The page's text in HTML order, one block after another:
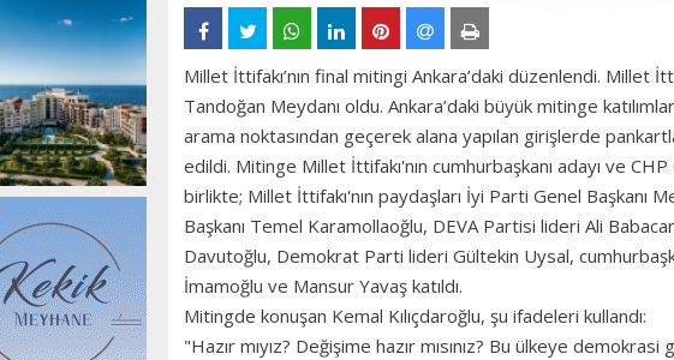
Millet İttifakı’nın final mitingi Ankara’daki düzenlendi. Millet
Tandoğan Meydanı oldu. Ankara’daki büyük mitinge
arama noktasından geçerek alana yapılan girişlerde
edildi. Mitinge Millet İttifakı'nın cumhurbaşkanı adayı ve CHP
birlikte; Millet İttifakı'nın paydaşları İyi Parti Genel Başkanı
Başkanı Temel Karamollaoğlu, DEVA Partisi lideri Ali
Davutoğlu, Demokrat Parti lideri Gültekin Uysal,
İmamoğlu ve Mansur Yavaş katıldı.
Mitingde konuşan Kemal Kılıçdaroğlu, şu ifadeleri kullandı:
"Hazır mıyız? Değişime hazır mısınız? Bu ülkeye